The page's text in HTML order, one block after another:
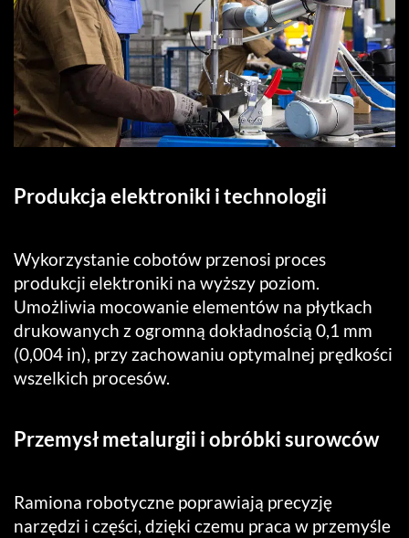
Produkcja elektroniki i technologii
Wykorzystanie cobotów przenosi proces
produkcji elektroniki na wyższy poziom.
Umożliwia mocowanie elementów na płytkach
drukowanych z ogromną dokładnością 0,1 mm
(0,004 in), przy zachowaniu optymalnej prędkości
wszelkich procesów.
Przemysł metalurgii i obróbki surowców
Ramiona robotyczne poprawiają precyzję
narzędzi i części, dzięki czemu praca w przemyśle